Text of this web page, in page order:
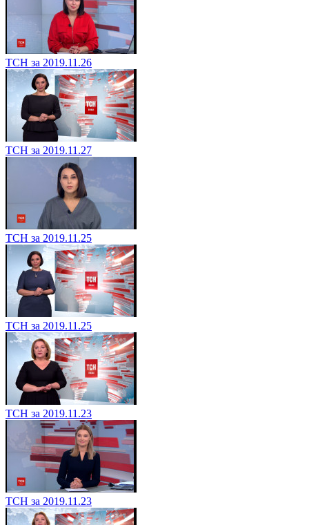
ТСН за 2019.11.26
ТСН за 2019.11.27
ТСН за 2019.11.25
ТСН за 2019.11.25
ТСН за 2019.11.23
ТСН за 2019.11.23